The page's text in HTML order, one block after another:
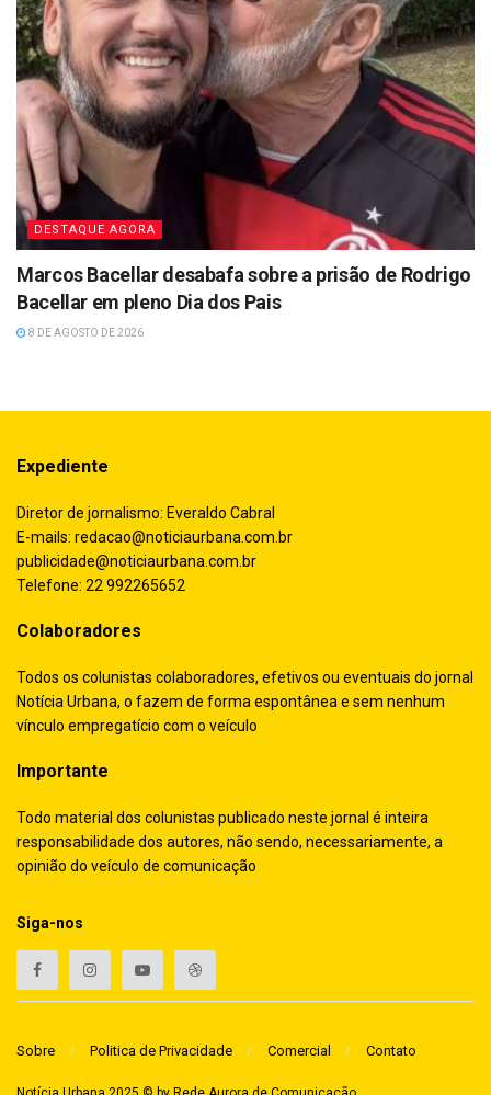
DESTAQUE AGORA
Marcos Bacellar desabafa sobre a prisão de Rodrigo
Bacellar em pleno Dia dos Pais
8 DE AGOSTO DE 2026
Expediente
Diretor de jornalismo: Everaldo Cabral
E-mails: redacao@noticiaurbana.com.br
publicidade@noticiaurbana.com.br
Telefone: 22 992265652
Colaboradores
Todos os colunistas colaboradores, efetivos ou eventuais do jornal
Notícia Urbana, o fazem de forma espontânea e sem nenhum
vínculo empregatício com o veículo
Importante
Todo material dos colunistas publicado neste jornal é inteira
responsabilidade dos autores, não sendo, necessariamente, a
opinião do veículo de comunicação
Siga-nos
Sobre Politica de Privacidade Comercial Contato